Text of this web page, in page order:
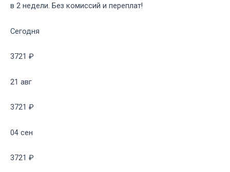
в 2 недели. Без комиссий и переплат!
Сегодня
3721 ₽
21 авг
3721 ₽
04 сен
3721 ₽